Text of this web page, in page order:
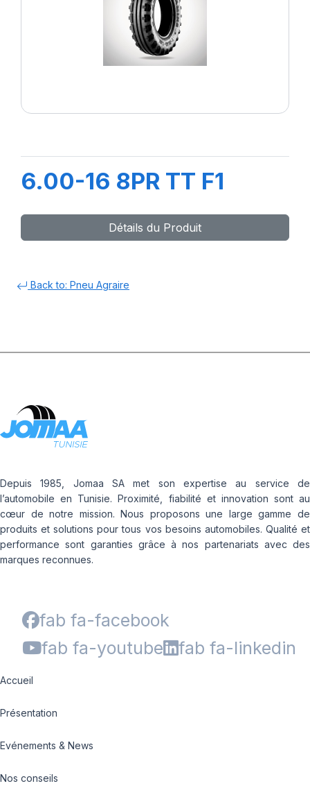
6.00-16 8PR TT F1
Détails du Produit
Back to: Pneu Agraire
Depuis 1985, Jomaa SA met son expertise au service de
l’automobile en Tunisie. Proximité, fiabilité et innovation sont au
cœur de notre mission. Nous proposons une large gamme de
produits et solutions pour tous vos besoins automobiles. Qualité et
performance sont garanties grâce à nos partenariats avec des
marques reconnues.
fab fa-facebook
fab fa-youtube
fab fa-linkedin
Accueil
Présentation
Evénements & News
Nos conseils